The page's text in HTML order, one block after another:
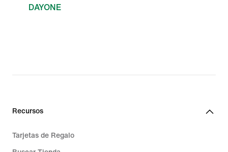
DAYONE
Recursos
Tarjetas de Regalo